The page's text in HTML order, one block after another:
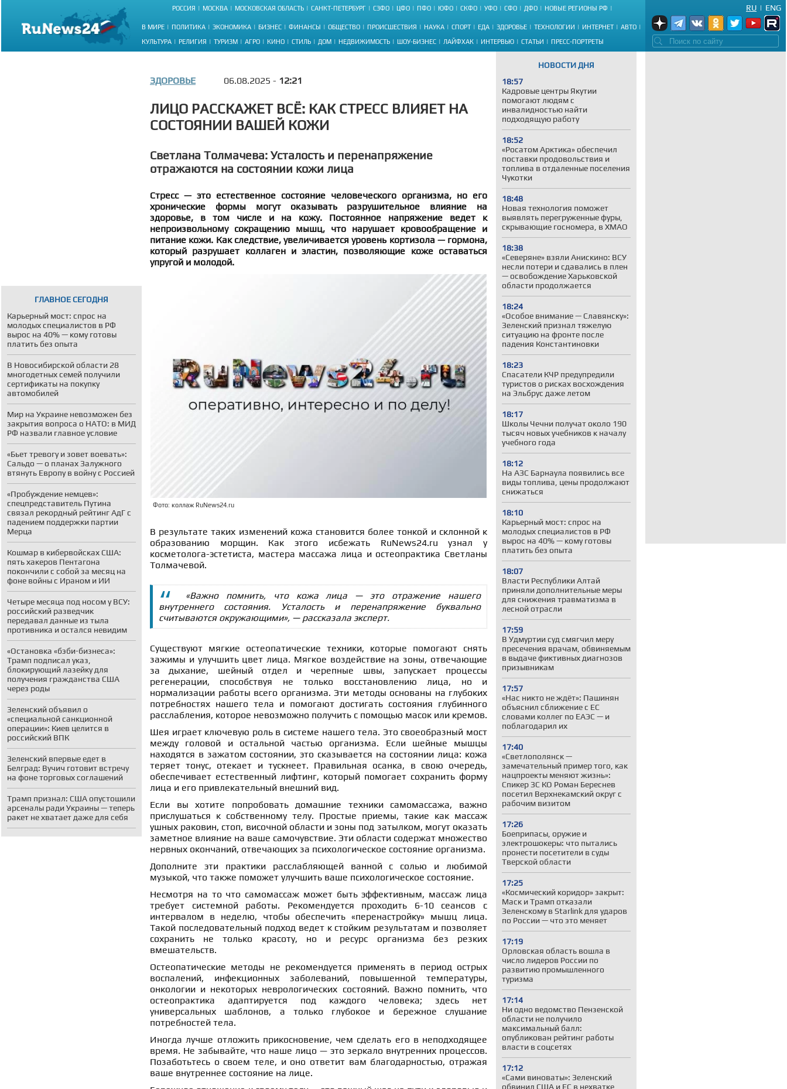
РОССИЯ МОСКВА МОСКОВСКАЯ ОБЛАСТЬ САНКТ-ПЕТЕРБУРГ СЗФО ЦФО ПФО ЮФО СКФО УФО СФО ДФО НОВЫЕ РЕГИОНЫ РФ
В МИРЕ ПОЛИТИКА ЭКОНОМИКА БИЗНЕС ФИНАНСЫ ОБЩЕСТВО ПРОИСШЕСТВИЯ НАУКА СПОРТ ЕДА ЗДОРОВЬЕ ТЕХНОЛОГИИ ИНТЕРНЕТ АВТО
КУЛЬТУРА РЕЛИГИЯ ТУРИЗМ АГРО КИНО СТИЛЬ ДОМ НЕДВИЖИМОСТЬ ШОУ-БИЗНЕС ЛАЙФХАК ИНТЕРВЬЮ СТАТЬИ ПРЕСС-ПОРТРЕТЫ
ENG
|
RU
ГЛАВНОЕ СЕГОДНЯ
Карьерный мост: спрос на
молодых специалистов в РФ
вырос на 40% — кому готовы
платить без опыта
В Новосибирской области 28
многодетных семей получили
сертификаты на покупку
автомобилей
Мир на Украине невозможен без
закрытия вопроса о НАТО: в МИД
РФ назвали главное условие
«Бьет тревогу и зовет воевать»:
Сальдо — о планах Залужного
втянуть Европу в войну с Россией
«Пробуждение немцев»:
спецпредставитель Путина
связал рекордный рейтинг АдГ с
падением поддержки партии
Мерца
Кошмар в кибервойсках США:
пять хакеров Пентагона
покончили с собой за месяц на
фоне войны с Ираном и ИИ
Четыре месяца под носом у ВСУ:
российский разведчик
передавал данные из тыла
противника и остался невидим
«Остановка «бэби-бизнеса»:
Трамп подписал указ,
блокирующий лазейку для
получения гражданства США
через роды
Зеленский объявил о
«специальной санкционной
операции»: Киев целится в
российский ВПК
Зеленский впервые едет в
Белград: Вучич готовит встречу
на фоне торговых соглашений
Трамп признал: США опустошили
арсеналы ради Украины — теперь
ракет не хватает даже для себя
НОВОСТИ ДНЯ
18:57
Кадровые центры Якутии
помогают людям с
инвалидностью найти
подходящую работу
18:52
«Росатом Арктика» обеспечил
поставки продовольствия и
топлива в отдаленные поселения
Чукотки
18:48
Новая технология поможет
выявлять перегруженные фуры,
скрывающие госномера, в ХМАО
18:38
«Северяне» взяли Анискино: ВСУ
несли потери и сдавались в плен
— освобождение Харьковской
области продолжается
18:24
«Особое внимание — Славянску»:
Зеленский признал тяжелую
ситуацию на фронте после
падения Константиновки
18:23
Спасатели КЧР предупредили
туристов о рисках восхождения
на Эльбрус даже летом
18:17
Школы Чечни получат около 190
тысяч новых учебников к началу
учебного года
18:12
На АЗС Барнаула появились все
виды топлива, цены продолжают
снижаться
18:10
Карьерный мост: спрос на
молодых специалистов в РФ
вырос на 40% — кому готовы
платить без опыта
18:07
Власти Республики Алтай
приняли дополнительные меры
для снижения травматизма в
лесной отрасли
17:59
В Удмуртии суд смягчил меру
пресечения врачам, обвиняемым
в выдаче фиктивных диагнозов
призывникам
17:57
«Нас никто не ждёт»: Пашинян
объяснил сближение с ЕС
словами коллег по ЕАЭС — и
поблагодарил их
17:40
«Светлополянск —
замечательный пример того, как
нацпроекты меняют жизнь»:
Спикер ЗС КО Роман Береснев
посетил Верхнекамский округ с
рабочим визитом
17:26
Боеприпасы, оружие и
электрошокеры: что пытались
пронести посетители в суды
Тверской области
17:25
«Космический коридор» закрыт:
Маск и Трамп отказали
Зеленскому в Starlink для ударов
по России — что это меняет
17:19
Орловская область вошла в
число лидеров России по
развитию промышленного
туризма
17:14
Ни одно ведомство Пензенской
области не получило
максимальный балл:
опубликован рейтинг работы
власти в соцсетях
17:12
«Сами виноваты»: Зеленский
обвинил США и ЕС в нехватке
ЗДОРОВЬЕ 06.08.2025 - 12:21
ЛИЦО РАССКАЖЕТ ВСЁ: КАК СТРЕСС ВЛИЯЕТ НА
СОСТОЯНИИ ВАШЕЙ КОЖИ
Светлана Толмачева: Усталость и перенапряжение
отражаются на состоянии кожи лица
Стресс — это естественное состояние человеческого организма, но его
хронические формы могут оказывать разрушительное влияние на
здоровье, в том числе и на кожу. Постоянное напряжение ведет к
непроизвольному сокращению мышц, что нарушает кровообращение и
питание кожи. Как следствие, увеличивается уровень кортизола — гормона,
который разрушает коллаген и эластин, позволяющие коже оставаться
упругой и молодой.
Фото: коллаж RuNews24.ru
В результате таких изменений кожа становится более тонкой и склонной к
образованию морщин. Как этого исбежать RuNews24.ru узнал у
косметолога-эстетиста, мастера массажа лица и остеопрактика Светланы
Толмачевой.
«Важно помнить, что кожа лица — это отражение нашего
внутреннего состояния. Усталость и перенапряжение буквально
считываются окружающими», — рассказала эксперт.
Существуют мягкие остеопатические техники, которые помогают снять
зажимы и улучшить цвет лица. Мягкое воздействие на зоны, отвечающие
за дыхание, шейный отдел и черепные швы, запускает процессы
регенерации, способствуя не только восстановлению лица, но и
нормализации работы всего организма. Эти методы основаны на глубоких
потребностях нашего тела и помогают достигать состояния глубинного
расслабления, которое невозможно получить с помощью масок или кремов.
Шея играет ключевую роль в системе нашего тела. Это своеобразный мост
между головой и остальной частью организма. Если шейные мышцы
находятся в зажатом состоянии, это сказывается на состоянии лица: кожа
теряет тонус, отекает и тускнеет. Правильная осанка, в свою очередь,
обеспечивает естественный лифтинг, который помогает сохранить форму
лица и его привлекательный внешний вид.
Если вы хотите попробовать домашние техники самомассажа, важно
прислушаться к собственному телу. Простые приемы, такие как массаж
ушных раковин, стоп, височной области и зоны под затылком, могут оказать
заметное влияние на ваше самочувствие. Эти области содержат множество
нервных окончаний, отвечающих за психологическое состояние организма.
Дополните эти практики расслабляющей ванной с солью и любимой
музыкой, что также поможет улучшить ваше психологическое состояние.
Несмотря на то что самомассаж может быть эффективным, массаж лица
требует системной работы. Рекомендуется проходить 6-10 сеансов с
интервалом в неделю, чтобы обеспечить «перенастройку» мышц лица.
Такой последовательный подход ведет к стойким результатам и позволяет
сохранить не только красоту, но и ресурс организма без резких
вмешательств.
Остеопатические методы не рекомендуется применять в период острых
воспалений, инфекционных заболеваний, повышенной температуры,
онкологии и некоторых неврологических состояний. Важно помнить, что
остеопрактика адаптируется под каждого человека; здесь нет
универсальных шаблонов, а только глубокое и бережное слушание
потребностей тела.
Иногда лучше отложить прикосновение, чем сделать его в неподходящее
время. Не забывайте, что наше лицо — это зеркало внутренних процессов.
Позаботьтесь о своем теле, и оно ответит вам благодарностью, отражая
ваше внутреннее состояние на лице.